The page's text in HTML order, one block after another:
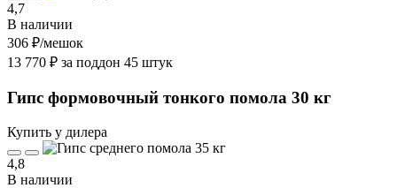
4,7
В наличии
306 ₽/мешок
13 770 ₽ за поддон 45 штук
Гипс формовочный тонкого помола 30 кг
Купить у дилера
4,8
В наличии